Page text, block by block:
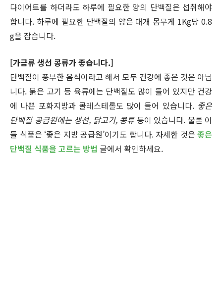
다이어트를 하더라도 하루에 필요한 양의 단백질은 섭취해야
합니다. 하루에 필요한 단백질의 양은 대개 몸무게 1Kg당 0.8
g을 잡습니다.
[가금류 생선 콩류가 좋습니다.]
단백질이 풍부한 음식이라고 해서 모두 건강에 좋은 것은 아닙
니다. 붉은 고기 등 육류에는 단백질도 많이 들어 있지만 건강
에 나쁜 포화지방과 콜레스테롤도 많이 들어 있습니다. 좋은
단백질 공급원에는 생선, 닭고기, 콩류등이 있습니다. 물론 이
들 식품은 ‘좋은 지방 공급원’이기도 합니다. 자세한 것은 좋은
단백질 식품을 고르는 방법 글에서 확인하세요.